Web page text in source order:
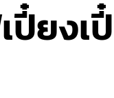
ปี๋ยงเปี๋